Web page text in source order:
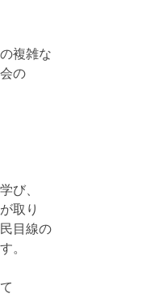
複雑な
の
び、
取り
目線の
。